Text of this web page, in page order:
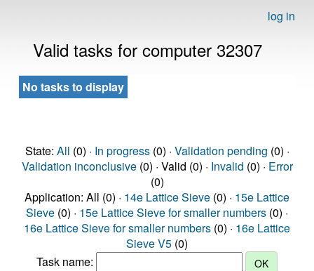
log in
Valid tasks for computer 32307
No tasks to display
State: All (0) · In progress(0) · Validation pending (0) ·
Validation inconclusive(0) · Valid (0) · Invalid (0) · Error
(0)
Application: All (0) · 14e Lattice Sieve (0) · 15e Lattice
Sieve (0) · 15e Lattice Sieve for smaller numbers (0) ·
16e Lattice Sieve for smaller numbers (0) · 16e Lattice
Sieve V5 (0)
Task name: